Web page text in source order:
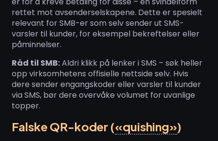
rettet mot avsenderselskapene. Dette er spesielt
relevant for SMB-er som selv sender ut SMS-
varsler til kunder, for eksempel bekreftelser eller
påminnelser.
Råd til SMB:Aldri klikk på lenker i SMS – søk heller
opp virksomhetens offisielle nettside selv. Hvis
dere sender engangskoder eller varsler til kunder
via SMS, bør dere overvåke volumet for uvanlige
topper.
Falske QR-koder («quishing»)